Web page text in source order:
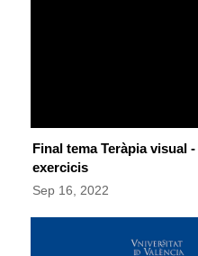
Final tema Teràpia visual
exercicis
Sep 16, 2022